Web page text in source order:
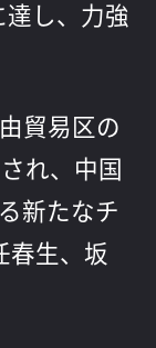
達し、力強
貿易区の
れ、中国
新たなチ
春生、坂